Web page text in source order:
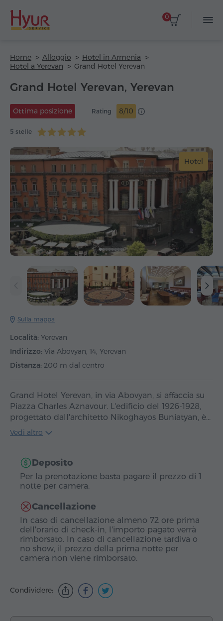
0
Home Alloggio
Hotel in Armenia
Hotel a Yerevan
Grand Hotel Yerevan
Grand Hotel Yerevan, Yerevan
Ottima posizione
5 stelle
Rating 8/10
Hotel
Sulla mappa
Località: Yerevan
Indirizzo: Via Abovyan, 14, Yerevan
Distanza: 200 m dal centro
Grand Hotel Yerevan, in via Abovyan, si affaccia su
Piazza Charles Aznavour. L'edificio del 1926-1928,
progettato dall'architetto Nikoghayos Buniatyan, è…
Vedi altro
Deposito
Per la prenotazione basta pagare il prezzo di 1
notte per camera.
Cancellazione
In caso di cancellazione almeno 72 ore prima
dell'orario di check-in, l'importo pagato verrà
rimborsato. In caso di cancellazione tardiva o
no show, il prezzo della prima notte per
camera non viene rimborsato.
Condividere: